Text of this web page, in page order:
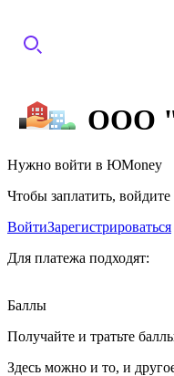
ООО
Нужно войти в ЮMoney
Чтобы заплатить,
ВойтиЗарегистрироваться
Для платежа подходят:
Баллы
Получайте и тратьте
Здесь можно и то, и